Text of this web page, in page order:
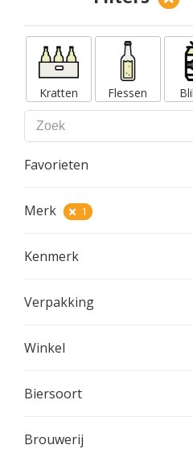
Kratten Flessen
Favorieten
Merk 1
Kenmerk
Verpakking
Winkel
Biersoort
Brouwerij